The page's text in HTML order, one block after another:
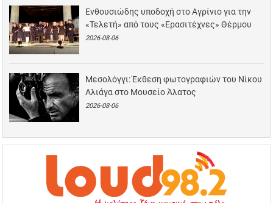
Ενθουσιώδης υποδοχή στο Αγρίνιο για την
«Τελετή» από τους «Ερασιτέχνες» Θέρμου
2026-08-06
Μεσολόγγι: Έκθεση φωτογραφιών του Νίκου
Αλιάγα στο Μουσείο Άλατος
2026-08-06